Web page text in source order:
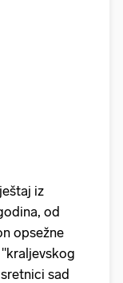
iz
od
opsežne
sad